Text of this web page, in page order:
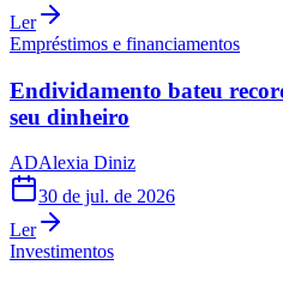
Ler
Empréstimos e financiamentos
Endividamento bateu
seu dinheiro
ADAlexia Diniz
30 de jul. de 2026
Ler
Investimentos